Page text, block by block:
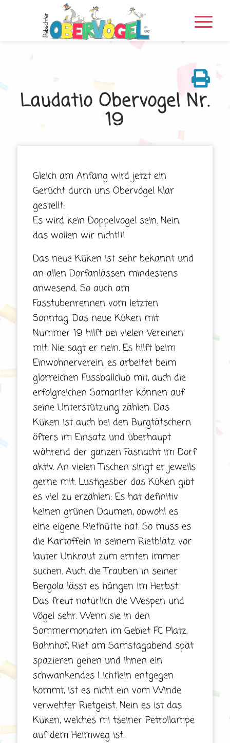
Laudatio Obervogel Nr.
19
Gleich am Anfang wird jetzt ein
Gerücht durch uns Obervögel klar
gestellt:
Es wird kein Doppelvogel sein. Nein,
das wollen wir nicht!!!
Das neue Küken ist sehr bekannt und
an allen Dorfanlässen mindestens
anwesend. So auch am
Fasstubenrennen vom letzten
Sonntag. Das neue Küken mit
Nummer 19 hilft bei vielen Vereinen
mit. Nie sagt er nein. Es hilft beim
Einwohnerverein, es arbeitet beim
glorreichen Fussballclub mit, auch die
erfolgreichen Samariter können auf
seine Unterstützung zählen. Das
Küken ist auch bei den Burgtätschern
öfters im Einsatz und überhaupt
während der ganzen Fasnacht im Dorf
aktiv. An vielen Tischen singt er jeweils
gerne mit. Lustigesber das Küken gibt
es viel zu erzählen: Es hat definitiv
keinen grünen Daumen, obwohl es
eine eigene Riethütte hat. So muss es
die Kartoffeln in seinem Rietblätz vor
lauter Unkraut zum ernten immer
suchen. Auch die Trauben in seiner
Bergola lässt es hängen im Herbst.
Das freut natürlich die Wespen und
Vögel sehr. Wenn sie in den
Sommermonaten im Gebiet FC Platz,
Bahnhof, Riet am Samstagabend spät
spazieren gehen und ihnen ein
schwankendes Lichtlein entgegen
kommt, ist es nicht ein vom Winde
verwehter Rietgeist. Nein es ist das
Küken, welches mi tseiner Petrollampe
auf dem Heimweg ist.